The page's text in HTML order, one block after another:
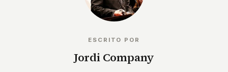
ESCRITO POR
Jordi Company